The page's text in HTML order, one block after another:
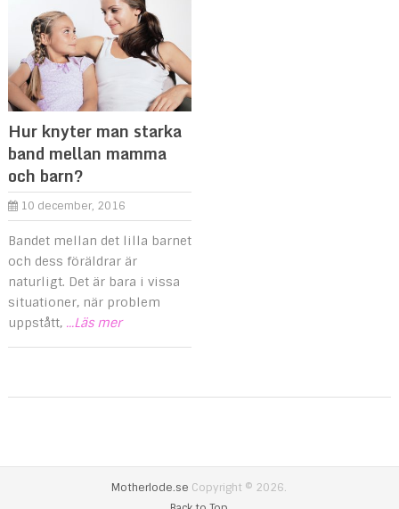
Hur knyter man starka
band mellan mamma
och barn?
10 december, 2016
Bandet mellan det lilla barnet
och dess föräldrar är
naturligt. Det är bara i vissa
situationer, när problem
uppstått, ...Läs mer
Motherlode.se Copyright © 2026.